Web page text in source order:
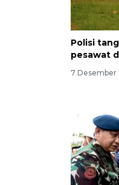
Polisi
pesawat
7 Desember